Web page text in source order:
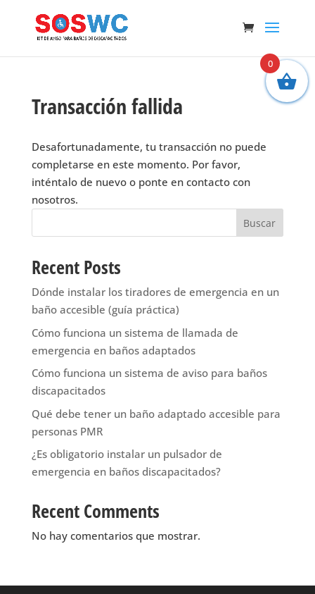
Transacción fallida
Desafortunadamente, tu transacción no puede
completarse en este momento. Por favor,
inténtalo de nuevo o ponte en contacto con
nosotros.
Buscar
Recent Posts
Dónde instalar los tiradores de emergencia en un
baño accesible (guía práctica)
Cómo funciona un sistema de llamada de
emergencia en baños adaptados
Cómo funciona un sistema de aviso para baños
discapacitados
Qué debe tener un baño adaptado accesible para
personas PMR
¿Es obligatorio instalar un pulsador de
emergencia en baños discapacitados?
Recent Comments
No hay comentarios que mostrar.
0